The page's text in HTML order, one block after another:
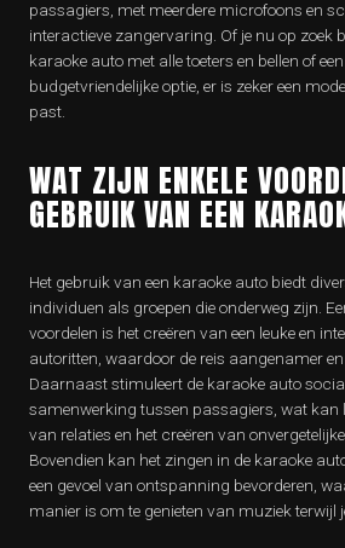
passagiers, met meerdere microfoons en
interactieve zangervaring. Of je nu op zoek
karaoke auto met alle toeters en bellen of
budgetvriendelijke optie, er is zeker een
past.
WAT ZIJN ENKELE
GEBRUIK VAN EEN
Het gebruik van een karaoke auto biedt
individuen als groepen die onderweg zijn.
voordelen is het creëren van een leuke en
autoritten, waardoor de reis aangenamer
Daarnaast stimuleert de karaoke auto
samenwerking tussen passagiers, wat kan
van relaties en het creëren van
Bovendien kan het zingen in de karaoke
een gevoel van ontspanning bevorderen,
manier is om te genieten van muziek terwijl